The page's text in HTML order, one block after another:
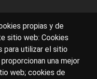
escríbenos en
propias y de
sitio web: Cookies
para utilizar el sitio
una mejor
web; cookies de